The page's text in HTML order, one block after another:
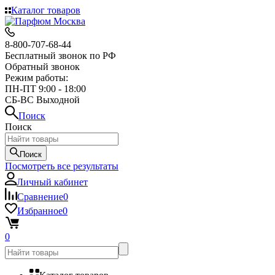
Каталог товаров
8-800-707-68-44
Бесплатный звонок по РФ
Обратный звонок
Режим работы:
ПН-ПТ 9:00 - 18:00
СБ-ВС Выходной
Поиск
Поиск
Поиск
Посмотреть все результаты
Личный кабинет
Сравнение0
Избранное0
0